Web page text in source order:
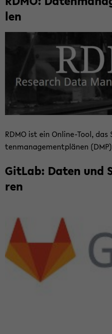
len
RDMO ist ein Online-​Tool,
ten­ma­nage­ment­plä­nen
Git­Lab: Daten und
ren